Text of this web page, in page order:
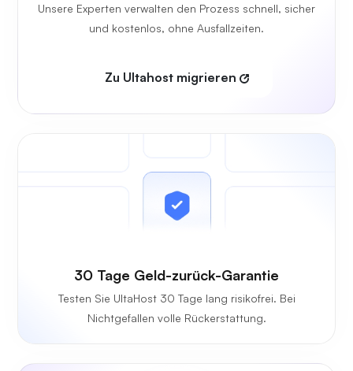
Unsere Experten verwalten den Prozess schnell, sicher
und kostenlos, ohne Ausfallzeiten.
Zu Ultahost migrieren
30 Tage Geld-zurück-Garantie
Testen Sie UltaHost 30 Tage lang risikofrei. Bei
Nichtgefallen volle Rückerstattung.